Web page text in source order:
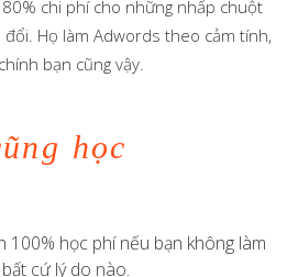
chi phí cho những nhấp chuột
đổi. Họ làm Adwords theo cảm tính,
bạn cũng vậy.
học
100% học phí nếu bạn không làm
cứ lý do nào.